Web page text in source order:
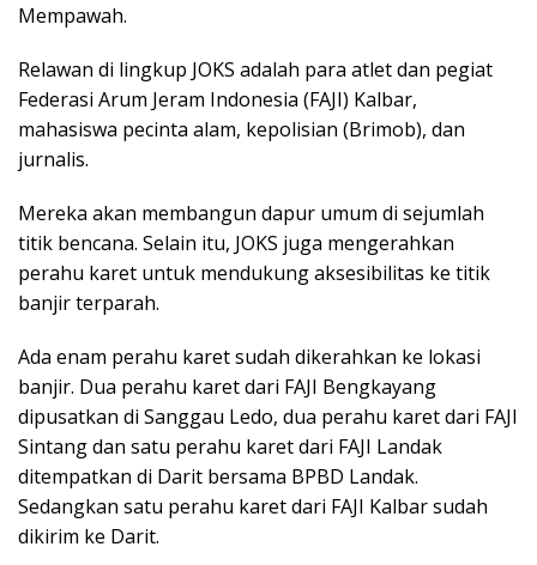
Mempawah.
Relawan di lingkup JOKS adalah para atlet dan pegiat
Federasi Arum Jeram Indonesia (FAJI) Kalbar,
mahasiswa pecinta alam, kepolisian (Brimob), dan
jurnalis.
Mereka akan membangun dapur umum di sejumlah
titik bencana. Selain itu, JOKS juga mengerahkan
perahu karet untuk mendukung aksesibilitas ke titik
banjir terparah.
Ada enam perahu karet sudah dikerahkan ke lokasi
banjir. Dua perahu karet dari FAJI Bengkayang
dipusatkan di Sanggau Ledo, dua perahu karet dari FAJI
Sintang dan satu perahu karet dari FAJI Landak
ditempatkan di Darit bersama BPBD Landak.
Sedangkan satu perahu karet dari FAJI Kalbar sudah
dikirim ke Darit.